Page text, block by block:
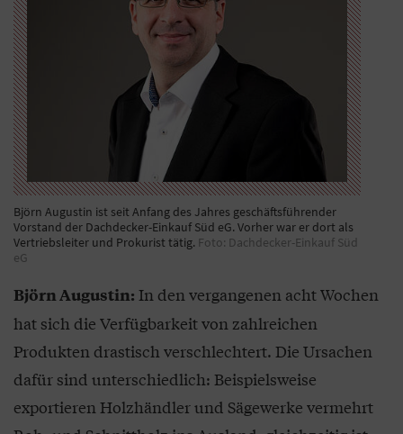
Björn Augustin ist seit Anfang des Jahres geschäftsführender
Vorstand der Dachdecker-Einkauf Süd eG. Vorher war er dort als
Vertriebsleiter und Prokurist tätig. Foto: Dachdecker-Einkauf Süd
eG
Björn Augustin: In den vergangenen acht Wochen
hat sich die Verfügbarkeit von zahlreichen
Produkten drastisch verschlechtert. Die Ursachen
dafür sind unterschiedlich: Beispielsweise
exportieren Holzhändler und Sägewerke vermehrt